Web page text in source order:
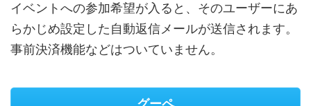
イベントへの参加希望が入ると、そのユーザーにあ
らかじめ設定した自動返信メールが送信されます。
事前決済機能などはついていません。